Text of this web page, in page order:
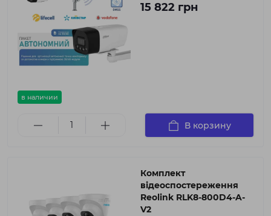
в наличии
15 822 грн
В корзину
Комплект
відеоспостереження
Reolink RLK8-800D4-A-
V2